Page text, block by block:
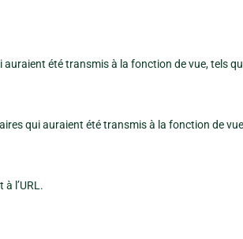
été transmis à la fonction de vue, tels
qui auraient été transmis à la fonction de
l’URL.